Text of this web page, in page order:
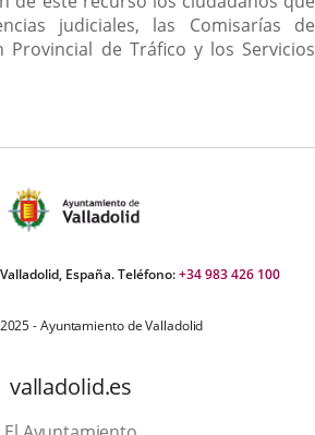
judiciales, las Comisarías de
Provincial de Tráfico y los Servicios
España. Teléfono:+34 983 426 100
- Ayuntamiento de Valladolid
valladolid.es